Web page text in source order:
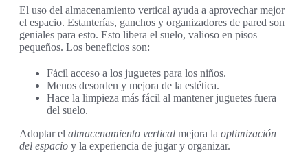
El uso del almacenamiento vertical ayuda a aprovechar mejor
el espacio. Estanterías, ganchos y organizadores de pared son
geniales para esto. Esto libera el suelo, valioso en pisos
pequeños. Los beneficios son:
Fácil acceso a los juguetes para los niños.
Menos desorden y mejora de la estética.
Hace la limpieza más fácil al mantener juguetes fuera
del suelo.
Adoptar el almacenamiento vertical mejora la optimización
del espacio y la experiencia de jugar y organizar.